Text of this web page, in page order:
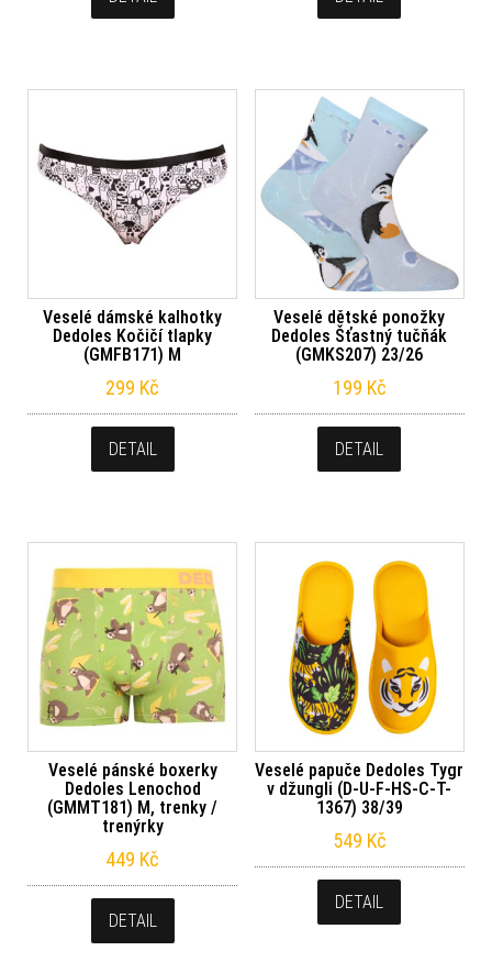
Veselé dámské kalhotky
Dedoles Kočičí tlapky
(GMFB171) M
299 Kč
DETAIL
Veselé dětské ponožky
Dedoles Šťastný tučňák
(GMKS207) 23/26
199 Kč
DETAIL
Veselé pánské boxerky
Dedoles Lenochod
(GMMT181) M, trenky /
trenýrky
449 Kč
DETAIL
Veselé papuče Dedoles Tygr
v džungli (D-U-F-HS-C-T-
1367) 38/39
549 Kč
DETAIL